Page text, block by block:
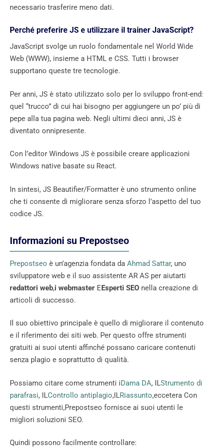
necessario trasferire meno dati.
Perché preferire JS e utilizzare il trainer JavaScript?
JavaScript svolge un ruolo fondamentale nel World Wide
Web (WWW), insieme a HTML e CSS. Tutti i browser
supportano queste tre tecnologie.
Per anni, JS è stato utilizzato solo per lo sviluppo front-end:
quel “trucco” di cui hai bisogno per aggiungere un po’ più di
pepe alla tua pagina web. Negli ultimi dieci anni, JS è
diventato onnipresente.
Con l’editor Windows JS è possibile creare applicazioni
Windows native basate su React.
In sintesi, JS Beautifier/Formatter è uno strumento online
che ti consente di migliorare senza sforzo l’aspetto del tuo
codice JS.
Informazioni su Prepostseo
Prepostseo è un’agenzia fondata da Ahmad Sattar, uno
sviluppatore web e il suo assistente AR AS per aiutarti
redattori web,i webmaster EEsperti SEO nella creazione di
articoli di successo.
Il suo obiettivo principale è quello di migliorare il contenuto
e il riferimento dei siti web. Per questo offre strumenti
gratuiti ai suoi utenti affinché possano caricare contenuti
senza plagio e soprattutto di qualità.
Possiamo citare come strumenti iDama DA, ILStrumento di
parafrasi, ILControllo antiplagio,ILRiassunto,eccetera Con
questi strumenti,Prepostseo fornisce ai suoi utenti le
migliori soluzioni SEO.
Quindi possono facilmente controllare: